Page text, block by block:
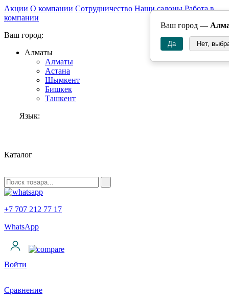
Ваш город —
Да Нет,
Акции О компании Сотрудничество Наши салоны Работа в
компании
Ваш город:
Алматы
Алматы
Астана
Шымкент
Бишкек
Ташкент
Язык:
Каталог
+7 707 212 77 17
WhatsApp
Войти
Сравнение